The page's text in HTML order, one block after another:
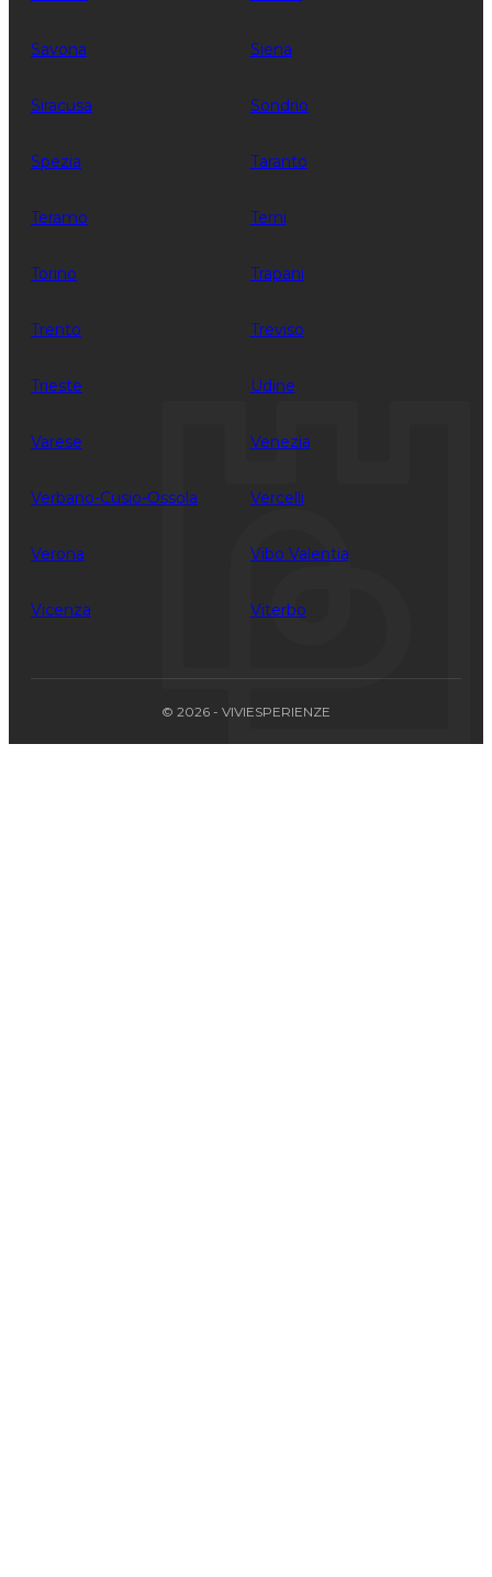
Savona Siena
Siracusa Sondrio
Spezia Taranto
Teramo Terni
Torino Trapani
Trento Treviso
Trieste Udine
Varese Venezia
Verbano-Cusio-Ossola Vercelli
Verona Vibo Valentia
Vicenza Viterbo
© 2026 - VIVIESPERIENZE